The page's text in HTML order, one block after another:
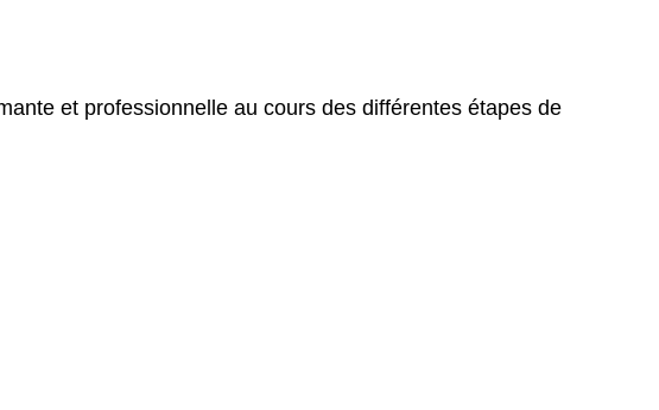
et professionnelle au cours des différentes étapes de